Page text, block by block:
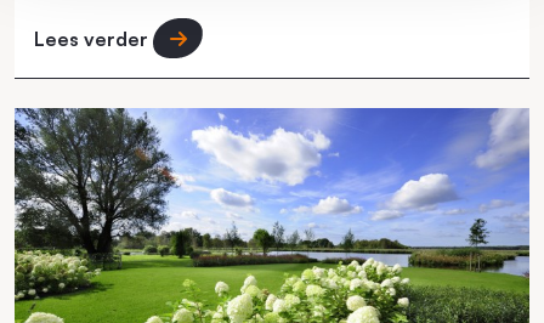
de beplanting minder aanwezig dan in andere tuinstijlen.
Er wordt vaak gekozen voor slechts enkele
plantsoorten.
Lees verder